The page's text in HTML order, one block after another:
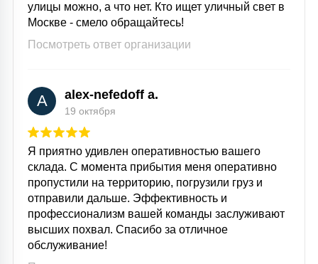
улицы можно, а что нет. Кто ищет уличный свет в
Москве - смело обращайтесь!
Посмотреть ответ организации
A alex-nefedoff a.
19 октября
Я приятно удивлен оперативностью вашего
склада. С момента прибытия меня оперативно
пропустили на территорию, погрузили груз и
отправили дальше. Эффективность и
профессионализм вашей команды заслуживают
высших похвал. Спасибо за отличное
обслуживание!